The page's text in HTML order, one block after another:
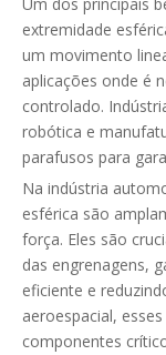
extremidade
um movimento
aplicações onde é
controlado.
robótica e
parafusos para
Na indústria
esférica são
força. Eles são
das engrenagens,
eficiente e
aeroespacial,
componentes